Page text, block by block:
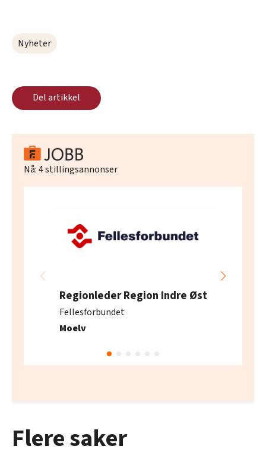
Nyheter
Del artikkel
Nå:4stillingsannonser
Regionleder Region Indre Øst
Fellesforbundet
Moelv
Flere saker